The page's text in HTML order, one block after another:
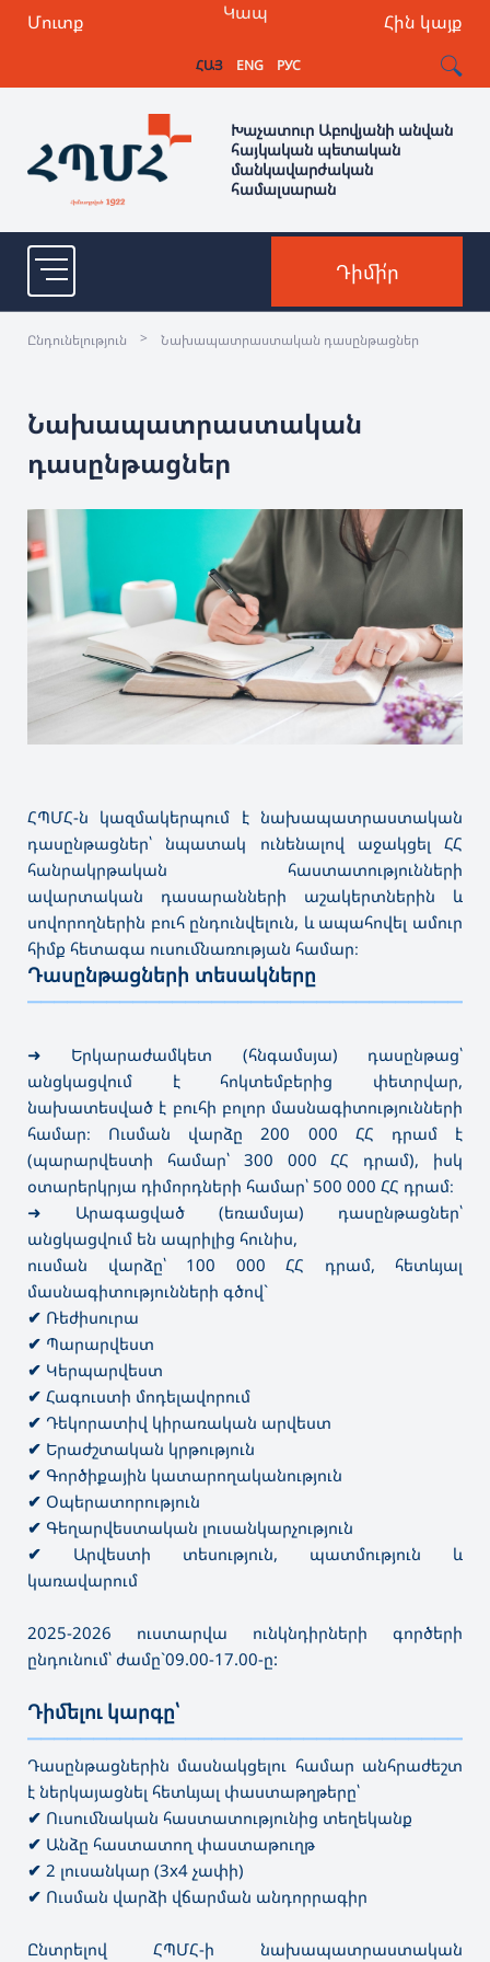
Մուտք Հին կայք
Կապ
ՀԱՅ ENG РУС
Խաչատուր Աբովյանի անվան
հայկական պետական
մանկավարժական
համալսարան
Դիմի՛ր
Ընդունելություն > Նախապատրաստական դասընթացներ
Նախապատրաստական
դասընթացներ
ՀՊՄՀ-ն կազմակերպում է նախապատրաստական
դասընթացներ՝ նպատակ ունենալով աջակցել ՀՀ
հանրակրթական հաստատությունների
ավարտական դասարանների աշակերտներին և
սովորողներին բուհ ընդունվելուն, և ապահովել ամուր
հիմք հետագա ուսումնառության համար։
Դասընթացների տեսակները
➜ Երկարաժամկետ (հնգամսյա) դասընթաց՝
անցկացվում է հոկտեմբերից փետրվար,
նախատեսված է բուհի բոլոր մասնագիտությունների
համար։ Ուսման վարձը 200 000 ՀՀ դրամ է
(պարարվեստի համար՝ 300 000 ՀՀ դրամ), իսկ
օտարերկրյա դիմորդների համար՝ 500 000 ՀՀ դրամ։
➜ Արագացված (եռամսյա) դասընթացներ՝
անցկացվում են ապրիլից հունիս,
ուսման վարձը՝ 100 000 ՀՀ դրամ, հետևյալ
մասնագիտությունների գծով`
✔ Ռեժիսուրա
✔ Պարարվեստ
✔ Կերպարվեստ
✔ Հագուստի մոդելավորում
✔ Դեկորատիվ կիրառական արվեստ
✔ Երաժշտական կրթություն
✔ Գործիքային կատարողականություն
✔ Օպերատորություն
✔ Գեղարվեստական լուսանկարչություն
✔ Արվեստի տեսություն, պատմություն և
կառավարում
2025-2026 ուստարվա ունկնդիրների գործերի
ընդունում՝ ժամը`09.00-17.00-ը:
Դիմելու կարգը՝
Դասընթացներին մասնակցելու համար անհրաժեշտ
է ներկայացնել հետևյալ փաստաթղթերը՝
✔ Ուսումնական հաստատությունից տեղեկանք
✔ Անձը հաստատող փաստաթուղթ
✔ 2 լուսանկար (3x4 չափի)
✔ Ուսման վարձի վճարման անդորրագիր
Ընտրելով ՀՊՄՀ-ի նախապատրաստական